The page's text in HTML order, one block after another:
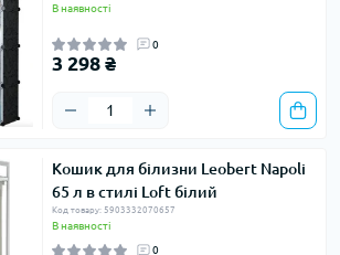
В наявності
0
3 298 ₴
Кошик для білизни Leobert Napoli
65 л в стилі Loft білий
Код товару: 5903332070657
В наявності
0